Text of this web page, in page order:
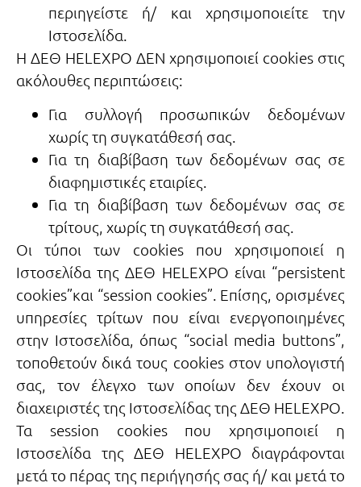
περιηγείστε ή/ και χρησιμοποιείτε την
Ιστοσελίδα.
Η ΔΕΘ HELEXPO ΔΕΝ χρησιμοποιεί cookies στις
ακόλουθες περιπτώσεις:
Για συλλογή προσωπικών δεδομένων
χωρίς τη συγκατάθεσή σας.
Για τη διαβίβαση των δεδομένων σας σε
διαφημιστικές εταιρίες.
Για τη διαβίβαση των δεδομένων σας σε
τρίτους, χωρίς τη συγκατάθεσή σας.
Οι τύποι των cookies που χρησιμοποιεί η
Ιστοσελίδα της ΔΕΘ HELEXPO είναι “persistent
cookies”και “session cookies”. Επίσης, ορισμένες
υπηρεσίες τρίτων που είναι ενεργοποιημένες
στην Ιστοσελίδα, όπως “social media buttons”,
τοποθετούν δικά τους cookies στον υπολογιστή
σας, τον έλεγχο των οποίων δεν έχουν οι
διαχειριστές της Ιστοσελίδας της ΔΕΘ HELEXPO.
Τα session cookies που χρησιμοποιεί η
Ιστοσελίδα της ΔΕΘ HELEXPO διαγράφονται
μετά το πέρας της περιήγησής σας ή/ και μετά το